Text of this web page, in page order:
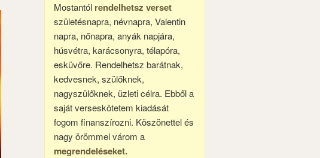
Mostantól rendelhetsz verset
születésnapra, névnapra, Valentin
napra, nőnapra, anyák napjára,
húsvétra, karácsonyra, télapóra,
esküvőre. Rendelhetsz barátnak,
kedvesnek, szülőknek,
nagyszülőknek, üzleti célra. Ebből a
saját verseskötetem kiadását
fogom finanszírozni. Köszönettel és
nagy örömmel várom a
megrendeléseket.